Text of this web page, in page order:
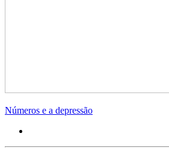
Números e a depressão